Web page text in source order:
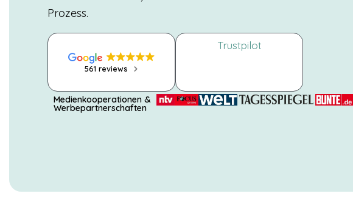
Prozess.
561 reviews
Trustpilot
Medienkooperationen &
Werbepartnerschaften